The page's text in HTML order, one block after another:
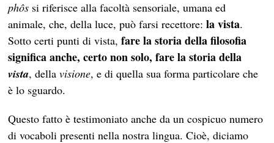
phôs si riferisce alla facoltà sensoriale, umana ed
animale, che, della luce, può farsi recettore:la vista.
Sotto certi punti di vista,fare la storia della filosofia
significa anche, certo non solo, fare la storia della
vista, dellavisione, e di quella sua forma particolare che
è lo sguardo.
Questo fatto è testimoniato anche da un cospicuo numero
di vocaboli presenti nella nostra lingua. Cioè, diciamo